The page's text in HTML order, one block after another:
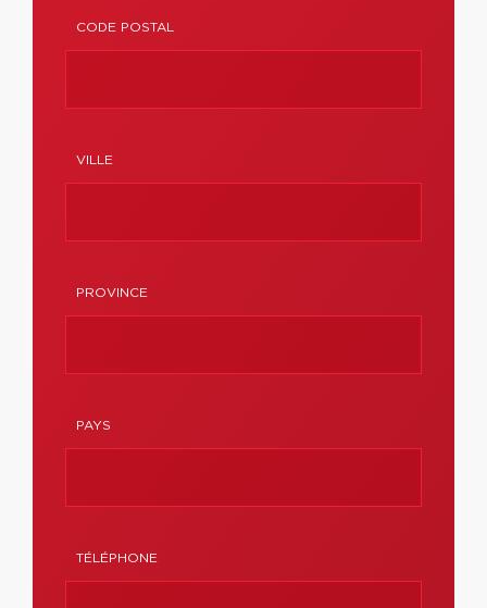
CODE POSTAL
VILLE
PROVINCE
PAYS
TÉLÉPHONE